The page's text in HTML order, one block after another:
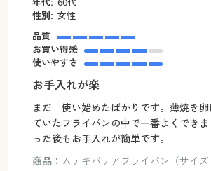
性別: 女性
品質
お買い得感
使いやすさ
お手入れが楽
まだ 使い始めたばかりです。薄焼き卵
ていたフライパンの中で一番よくでき
った後もお手入れが簡単です。
商品： ムテキバリアフライパン（サイズ